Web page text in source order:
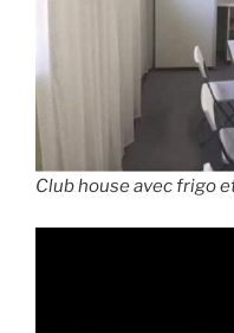
Club house avec frigo